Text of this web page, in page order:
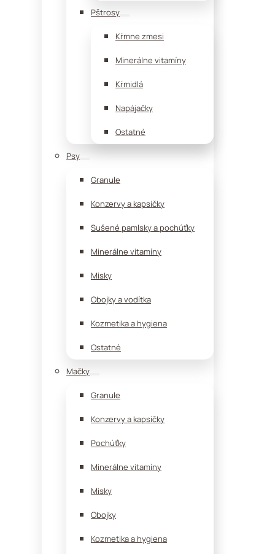
Pštrosy
Kŕmne zmesi
Minerálne vitamíny
Kŕmidlá
Napájačky
Ostatné
Psy
Granule
Konzervy a kapsičky
Sušené pamlsky a pochúťky
Minerálne vitamíny
Misky
Obojky a vodítka
Kozmetika a hygiena
Ostatné
Mačky
Granule
Konzervy a kapsičky
Pochúťky
Minerálne vitamíny
Misky
Obojky
Kozmetika a hygiena